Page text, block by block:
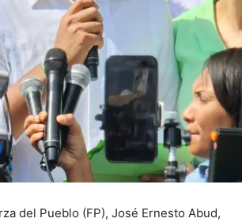
del Pueblo (FP), José Ernesto Abud,